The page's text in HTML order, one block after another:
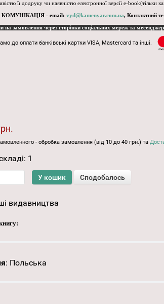
її додруку чи наявністю електронної версії e-book(тільки
- email: vyd@kamenyar.com.ua, Контактний
на замовлення через сторінки соціальних мереж та
до оплати банківські картки VISA, Mastercard та інші.
- обробка замовлення (від 10 до 40 грн.) та
1
видавництва
: Польська